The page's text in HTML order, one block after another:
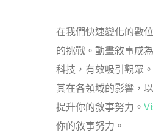
在我們快速變化的數
的挑戰。動畫敘事成
科技，有效吸引觀眾
其在各領域的影響，
提升你的敘事努力。
你的敘事努力。